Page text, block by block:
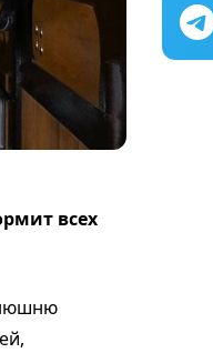
всех